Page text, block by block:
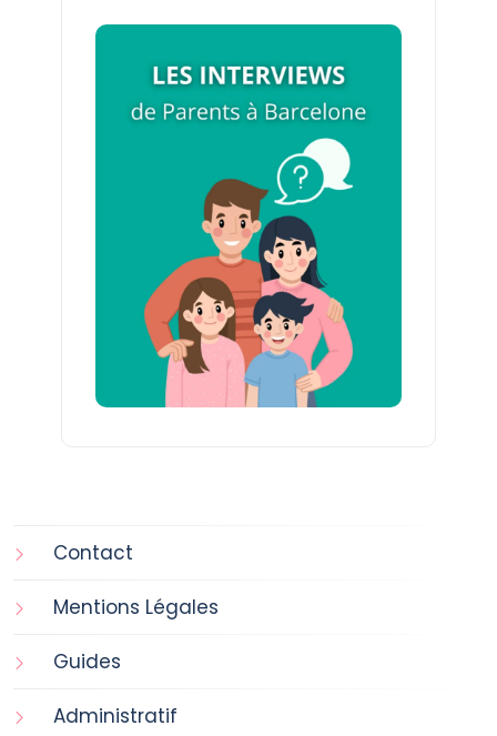
Contact
Mentions Légales
Guides
Administratif